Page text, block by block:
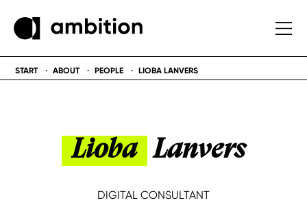
START ABOUT PEOPLE LIOBA LANVERS
Lioba Lanvers
DIGITAL CONSULTANT